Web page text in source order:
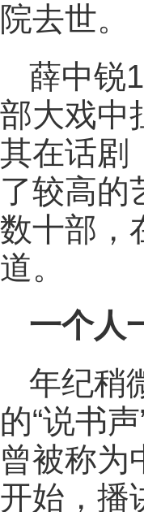
院去世。
薛中锐
部大戏中
其在话剧
了较高的
数十部，
道。
一个人
年纪稍
的“说书
曾被称为
开始，播